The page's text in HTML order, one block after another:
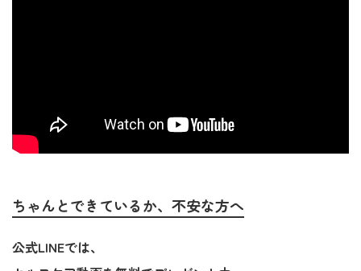
ちゃんとできているか、不安な方へ
公式LINEでは、